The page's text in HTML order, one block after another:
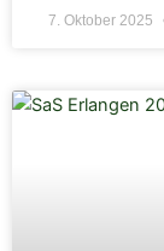
7. Oktober 2025